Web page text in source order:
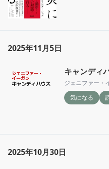
2025年11月5日
キャンディ
ジェニファー・
気になる
2025年10月30日